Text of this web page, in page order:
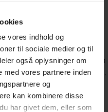
vores indhold og
til sociale medier og til
også oplysninger om
med vores partnere inden
og
kan kombinere disse
har givet dem, eller som
dig
når du bestiller tid – så
passer bedst muligt til dig.